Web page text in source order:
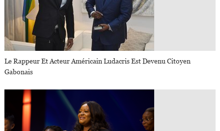
Le Rappeur Et Acteur Américain Ludacris Est Devenu Citoyen
Gabonais